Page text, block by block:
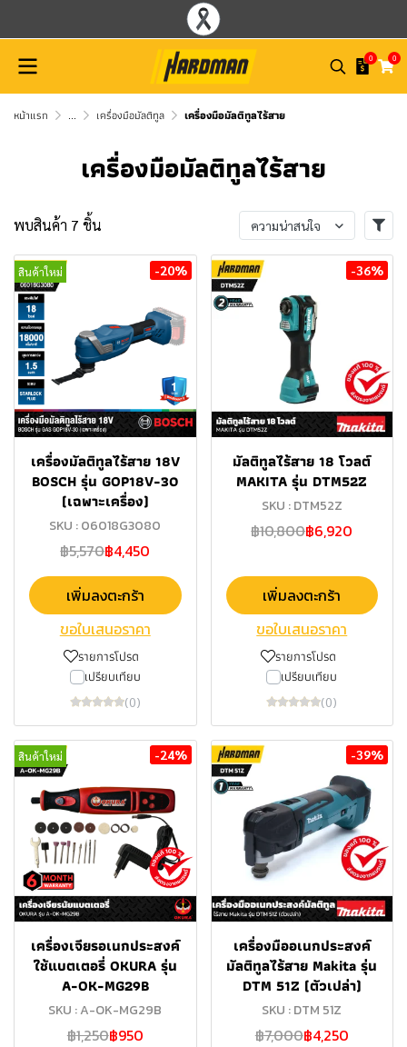
0 0
หน้าแรก ... เครื่องมือมัลติทูล เครื่องมือมัลติทูลไร้สาย
เครื่องมือมัลติทูลไร้สาย
พบสินค้า 7 ชิ้น ความน่าสนใจ
สินค้าใหม่ -20%
เครื่องมัลติทูลไร้สาย 18V
BOSCH รุ่น GOP18V-30
(เฉพาะเครื่อง)
SKU : 06018G3080
฿5,570฿4,450
เพิ่มลงตะกร้า
ขอใบเสนอราคา
รายการโปรด
เปรียบเทียบ
(0)
-36%
มัลติทูลไร้สาย 18 โวลต์
MAKITA รุ่น DTM52Z
SKU : DTM52Z
฿10,800฿6,920
เพิ่มลงตะกร้า
ขอใบเสนอราคา
รายการโปรด
เปรียบเทียบ
(0)
สินค้าใหม่ -24%
เครื่องเจียรอเนกประสงค์
ใช้แบตเตอรี่ OKURA รุ่น
A-OK-MG29B
SKU : A-OK-MG29B
฿1,250฿950
-39%
เครื่องมืออเนกประสงค์
มัลติทูลไร้สาย Makita รุ่น
DTM 51Z (ตัวเปล่า)
SKU : DTM 51Z
฿7,000฿4,250